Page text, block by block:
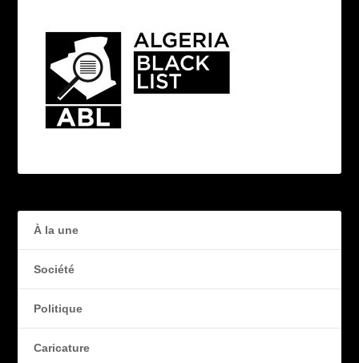
À la une
Société
Politique
Caricature